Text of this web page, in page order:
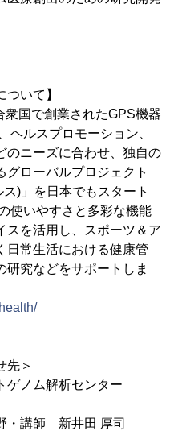
ついて】
国で創業されたGPS機器
ヘルスプロモーション、
のニーズに合わせ、独自の
グローバルプロジェクト
)」を日本でもスタート
使いやすさと多彩な機能
スを活用し、スポーツ＆ア
日常生活における健康管
研究などをサポートしま
先＞
ゲノム解析センター
・講師 新井田 厚司